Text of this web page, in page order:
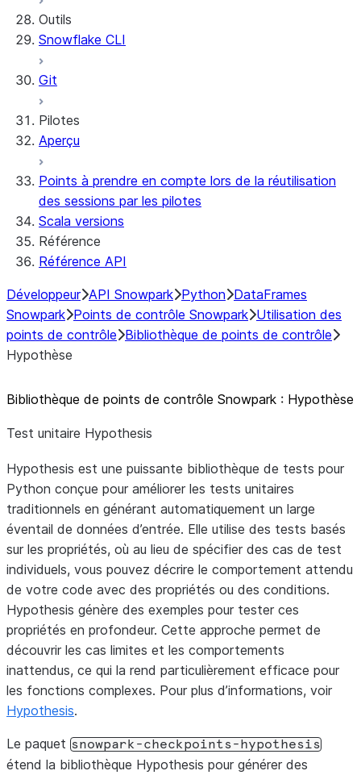
Personalization with user information
Sharing Streamlit in Snowflake apps
Outils
Snowflake CLI
Git
Pilotes
Aperçu
Points à prendre en compte lors de la réutilisation
des sessions par les pilotes
Scala versions
Référence
Référence API
Développeur API Snowpark Python DataFrames
Snowpark Points de contrôle Snowpark Utilisation des
points de contrôle Bibliothèque de points de contrôle
Hypothèse
Bibliothèque de points de contrôle Snowpark : Hypothèse
Test unitaire Hypothesis
Hypothesis est une puissante bibliothèque de tests pour
Python conçue pour améliorer les tests unitaires
traditionnels en générant automatiquement un large
éventail de données d’entrée. Elle utilise des tests basés
sur les propriétés, où au lieu de spécifier des cas de test
individuels, vous pouvez décrire le comportement attendu
de votre code avec des propriétés ou des conditions.
Hypothesis génère des exemples pour tester ces
propriétés en profondeur. Cette approche permet de
découvrir les cas limites et les comportements
inattendus, ce qui la rend particulièrement efficace pour
les fonctions complexes. Pour plus d’informations, voir
Hypothesis.
Le paquet snowpark-checkpoints-hypothesis
étend la bibliothèque Hypothesis pour générer des